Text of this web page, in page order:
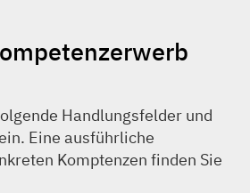
Handlungsfelder und
Eine ausführliche
Komptenzen finden Sie